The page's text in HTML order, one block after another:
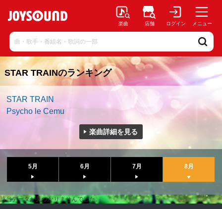
楽曲 店舗 ログイン メニュー
STAR TRAINのランキング
STAR TRAIN
Psycho le Cemu
楽曲詳細を見る
5月 6月 7月 8月
該当データが見つかりませんでした。